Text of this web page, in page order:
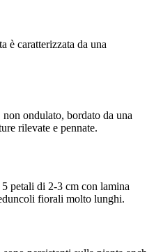
è caratterizzata da una
ondulato, bordato da una
rilevate e pennate.
petali di 2-3 cm con lamina
fiorali molto lunghi.